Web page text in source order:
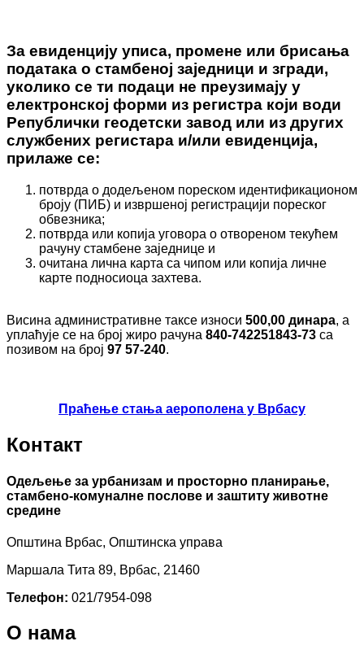
За евиденцију уписа, промене или брисања
података о стамбеној заједници и згради,
уколико се ти подаци не преузимају у
електронској форми из регистра који води
Републички геодетски завод или из других
службених регистара и/или евиденција,
прилаже се:
потврда о додељеном пореском идентификационом
броју (ПИБ) и извршеној регистрацији пореског
обвезника;
потврда или копија уговора о отвореном текућем
рачуну стамбене заједнице и
очитана лична карта са чипом или копија личне
карте подносиоца захтева.
Висина административне таксе износи 500,00 динара, а
уплаћује се на број жиро рачуна 840-742251843-73 са
позивом на број 97 57-240.
Праћење стања аерополена у Врбасу
Контакт
Одељење за урбанизам и просторно планирање,
стамбено-комуналне послове и заштиту животне
средине
Општина Врбас, Општинска управа
Маршала Тита 89, Врбас, 21460
Телефон: 021/7954-098
О нама